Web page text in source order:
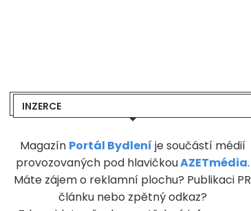
INZERCE
Magazín Portál Bydlení je součástí médií
provozovaných pod hlavičkouAZETmédia.
Máte zájem o reklamní plochu? Publikaci PR
článku nebo zpětný odkaz?